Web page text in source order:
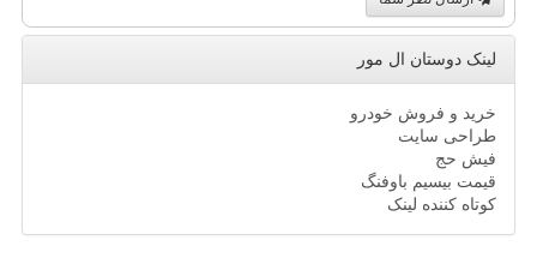
لینک دوستان ال مور
خرید و فروش خودرو
طراحی سایت
فیش حج
قیمت بیسیم باوفنگ
کوتاه کننده لینک